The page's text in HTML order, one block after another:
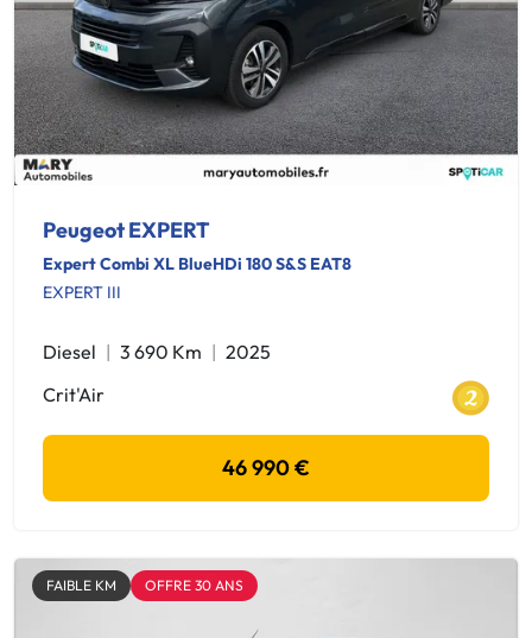
Peugeot EXPERT
Expert Combi XL BlueHDi 180 S&S EAT8
EXPERT III
Diesel 3 690 Km
2025
Crit'Air
46 990 €
FAIBLE KM OFFRE 30 ANS